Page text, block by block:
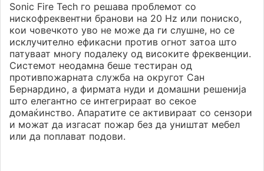
Sonic Fire Tech го решава проблемот со
нискофреквентни бранови на 20 Hz или пониско,
кои човечкото уво не може да ги слушне, но се
исклучително ефикасни против огнот затоа што
патуваат многу подалеку од високите фреквенции.
Системот неодамна беше тестиран од
противпожарната служба на округот Сан
Бернардино, а фирмата нуди и домашни решенија
што елегантно се интегрираат во секое
домаќинство. Апаратите се активираат со сензори
и можат да изгасат пожар без да уништат мебел
или да поплават подови.